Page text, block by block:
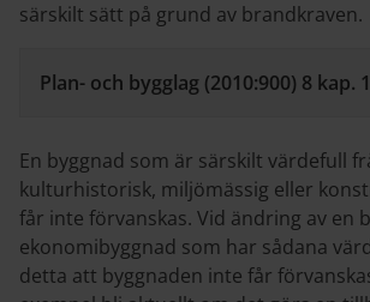
särskilt sätt på grund av brandkraven.
Plan- och bygglag (2010:900) 8 kap.
En byggnad som är särskilt värdefull
kulturhistorisk, miljömässig eller
får inte förvanskas. Vid ändring av en
ekonomibyggnad som har sådana
detta att byggnaden inte får